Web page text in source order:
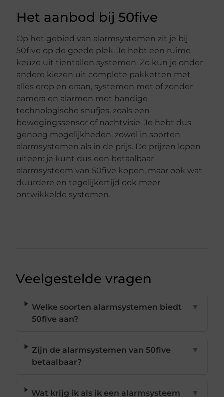
Het aanbod bij 50five
Op het gebied van alarmsystemen zit je bij
50five op de goede plek. Je hebt een ruime
keuze uit tientallen systemen. Zo kun je onder
andere kiezen uit complete pakketten met
alles erop en eraan, systemen met of zonder
camera en alarmen met handige
technologische snufjes, zoals een
bewegingssensor of nachtvisie. Je hebt dus
genoeg mogelijkheden, zowel in soorten
alarmsystemen als in de prijs. De prijzen lopen
uiteen: je kunt dus een betaalbaar
alarmsysteem van 50five kopen, maar ook wat
duurdere en tegelijkertijd ook meer
ontwikkelde systemen.
Veelgestelde vragen
Welke soorten alarmsystemen biedt
50five aan?
▼
Zijn de alarmsystemen van 50five
betaalbaar?
▼
Wat krijg ik als ik een alarmsysteem ▼